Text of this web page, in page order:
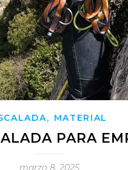
, MATERIAL
PARA
marzo 8, 2025